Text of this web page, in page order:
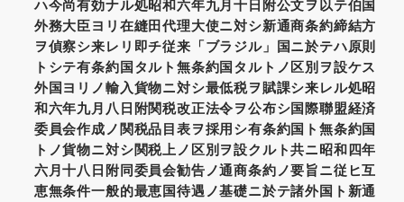
ハ今尚有効ナル処昭和六年九月十日附公文ヲ以テ伯国
外務大臣ヨリ在縫田代理大使ニ対シ新通商条約締結方
ヲ偵察シ来レリ即チ従来「ブラジル」国ニ於テハ原則
トシテ有条約国タルト無条約国タルトノ区別ヲ設ケス
外国ヨリノ輸入貨物ニ対シ最低税ヲ賦課シ来レル処昭
和六年九月八日附関税改正法令ヲ公布シ国際聯盟経済
委員会作成ノ関税品目表ヲ採用シ有条約国ト無条約国
トノ貨物ニ対シ関税上ノ区別ヲ設クルト共ニ昭和四年
六月十八日附同委員会勧告ノ通商条約ノ要旨ニ従ヒ互
恵無条件一般的最恵国待遇ノ基礎ニ於テ諸外国ト新通